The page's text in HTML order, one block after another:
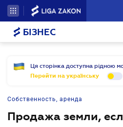
БІЗНЕС
Ця сторінка доступна рідною
Перейти на українську
Собственность, аренда
Продажа земли,